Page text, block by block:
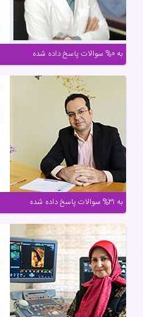
به ۰% سوالات پاسخ داده شده
به ۳۱% سوالات پاسخ داده شده